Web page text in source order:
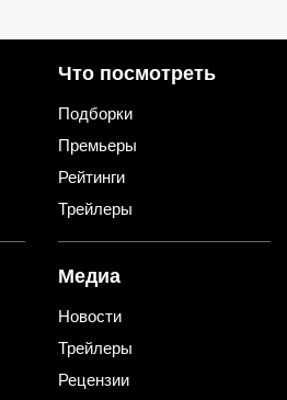
Что посмотреть
Подборки
Премьеры
Рейтинги
Трейлеры
Медиа
Новости
Трейлеры
Рецензии